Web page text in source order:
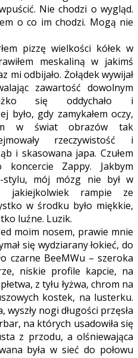
Nie chodzi o wygląd.
o co im chodzi. Mogą nie
pizzę wielkości kółek w
meskaliną w jakimś
odbijało. Żołądek wywijał
zawartość dowolnym
się oddychało i
było, gdy zamykałem oczy,
w świat obrazów tak
rzeczywistość i
i skasowana japa. Czułem
Zappy. Jakbym
stylu, mój mózg nie był w
jakiejkolwiek rampie ze
w środku było miękkie,
luźne. Luzik.
moim nosem, prawie mnie
się wydziarany łokieć, do
czarne BeeMWu – szeroka
niskie profile kapcie, na
z tyłu łyżwa, chrom na
kostek, na lusterku.
nogi długości przęsła
na których usadowiła się
z przodu, a olśniewająca
była w sieć do połowu